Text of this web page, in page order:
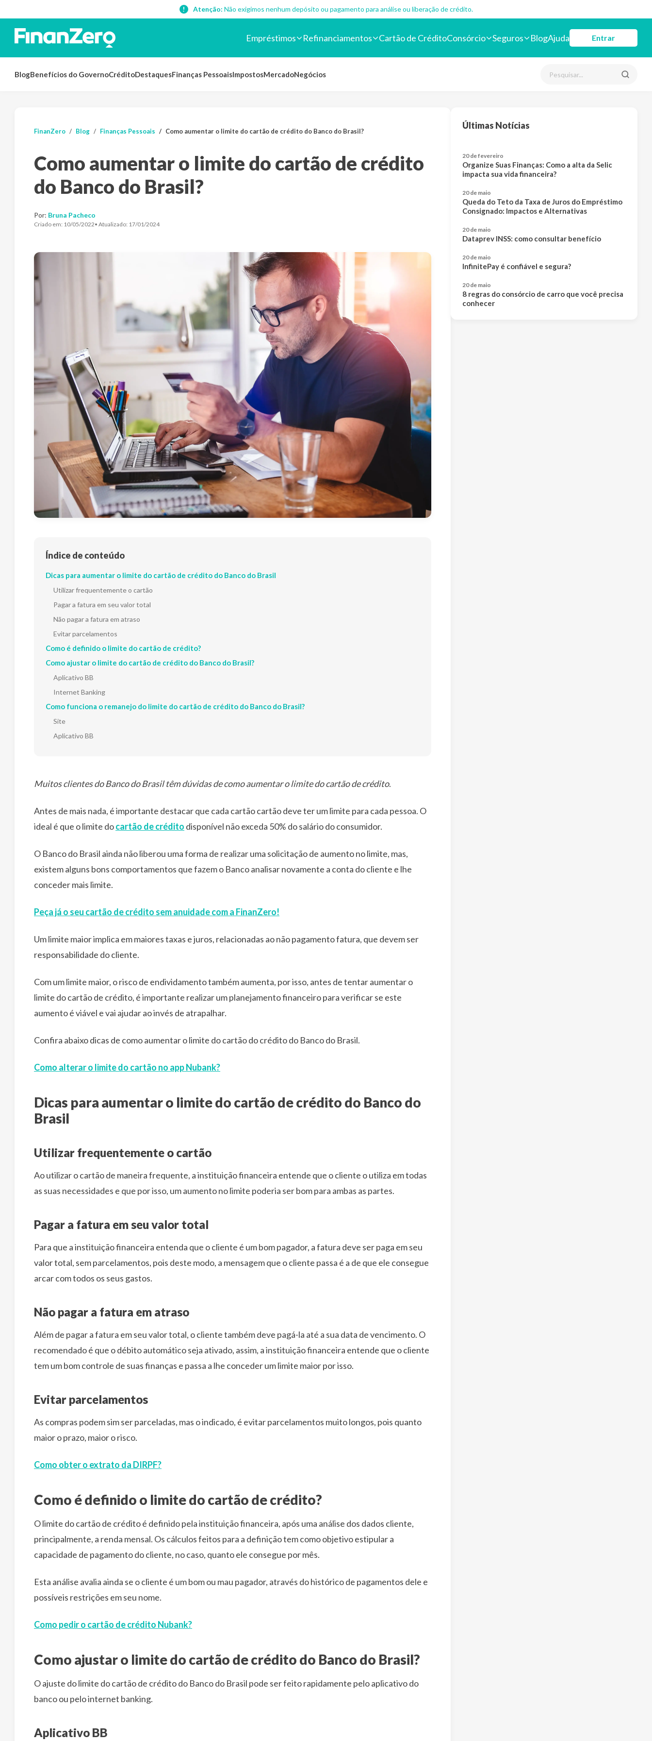
Atenção: Não exigimos nenhum depósito ou pagamento para análise ou liberação de crédito.
Empréstimos Refinanciamentos Cartão de CréditoConsórcio Seguros BlogAjuda Entrar
BlogBenefícios do GovernoCréditoDestaquesFinanças PessoaisImpostosMercadoNegócios
FinanZero Blog Finanças Pessoais Como aumentar o limite do cartão de crédito do Banco do Brasil?
Como aumentar o limite do cartão de crédito
do Banco do Brasil?
Por: Bruna Pacheco
Criado em: 10/05/2022• Atualizado: 17/01/2024
Índice de conteúdo
Dicas para aumentar o limite do cartão de crédito do Banco do Brasil
Utilizar frequentemente o cartão
Pagar a fatura em seu valor total
Não pagar a fatura em atraso
Evitar parcelamentos
Como é definido o limite do cartão de crédito?
Como ajustar o limite do cartão de crédito do Banco do Brasil?
Aplicativo BB
Internet Banking
Como funciona o remanejo do limite do cartão de crédito do Banco do Brasil?
Site
Aplicativo BB
Muitosclientes do Banco do Brasil têm dúvidas de como aumentar o limite do cartão de crédito.
Antes de mais nada, é importante destacar que cada cartão cartão deve ter um limite para cada pessoa. O
ideal é que o limite docartão de crédito disponível não exceda 50% do salário do consumidor.
O Banco do Brasil ainda não liberou uma forma de realizar uma solicitação de aumento no limite, mas,
existem alguns bons comportamentos que fazem o Banco analisar novamente a conta do cliente e lhe
conceder mais limite.
Peça já o seu cartão de crédito sem anuidade com a FinanZero!
Um limite maior implica em maiores taxas e juros, relacionadas ao não pagamento fatura, que devem ser
responsabilidade do cliente.
Com um limite maior, o risco de endividamento também aumenta, por isso, antes de tentar aumentar o
limite do cartão de crédito, é importante realizar um planejamento financeiro para verificar se este
aumento é viável e vai ajudar ao invés de atrapalhar.
Confira abaixo dicas de como aumentar o limite do cartão do crédito do Banco do Brasil.
Como alterar o limite do cartão no app Nubank?
Dicas para aumentar o limite do cartão de crédito do Banco do
Brasil
Utilizar frequentemente o cartão
Ao utilizar o cartão de maneira frequente, a instituição financeira entende que o cliente o utiliza em todas
as suas necessidades e que por isso, um aumento no limite poderia ser bom para ambas as partes.
Pagar a fatura em seu valor total
Para que a instituição financeira entenda que o cliente é um bom pagador, a fatura deve ser paga em seu
valor total, sem parcelamentos, pois deste modo, a mensagem que o cliente passa é a de que ele consegue
arcar com todos os seus gastos.
Não pagar a fatura em atraso
Além de pagar a fatura em seu valor total, o cliente também deve pagá-la até a sua data de vencimento. O
recomendado é que o débito automático seja ativado, assim, a instituição financeira entende que o cliente
tem um bom controle de suas finanças e passa a lhe conceder um limite maior por isso.
Evitar parcelamentos
As compras podem sim ser parceladas, mas o indicado, é evitar parcelamentos muito longos, pois quanto
maior o prazo, maior o risco.
Como obter o extrato da DIRPF?
Como é definido o limite do cartão de crédito?
O limite do cartão de crédito é definido pela instituição financeira, após uma análise dos dados cliente,
principalmente, a renda mensal. Os cálculos feitos para a definição tem como objetivo estipular a
capacidade de pagamento do cliente, no caso, quanto ele consegue por mês.
Esta análise avalia ainda se o cliente é um bom ou mau pagador, através do histórico de pagamentos dele e
possíveis restrições em seu nome.
Como pedir o cartão de crédito Nubank?
Como ajustar o limite do cartão de crédito do Banco do Brasil?
O ajuste do limite do cartão de crédito do Banco do Brasil pode ser feito rapidamente pelo aplicativo do
banco ou pelo internet banking.
Aplicativo BB
Últimas Notícias
20 de fevereiro
Organize Suas Finanças: Como a alta da Selic
impacta sua vida financeira?
20 de maio
Queda do Teto da Taxa de Juros do Empréstimo
Consignado: Impactos e Alternativas
20 de maio
Dataprev INSS: como consultar benefício
20 de maio
InfinitePay é confiável e segura?
20 de maio
8 regras do consórcio de carro que você precisa
conhecer